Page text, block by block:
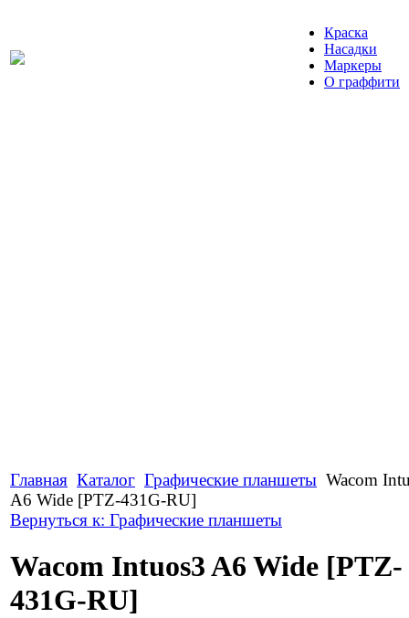
Краска
Насадки
Маркеры
О граффити
Главная Каталог Графические планшеты Wacom
A6 Wide [PTZ-431G-RU]
Вернуться к: Графические планшеты
Wacom Intuos3 A6 Wide [PTZ-
431G-RU]